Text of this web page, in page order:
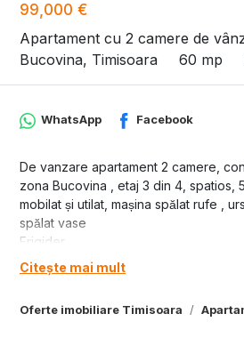
99,000 €
Apartament cu 2 camere de
Bucovina, Timisoara
60 mp
Oferte imobiliare Timisoara
WhatsApp Facebook
De vanzare apartament 2 camere,
zona Bucovina , etaj 3 din 4, spatios,
mobilat și utilat, mașina spălat rufe ,
spălat vase
Frigider
Centrala termină nouă
Aer condiționat 12000 btu.
Citește mai mult